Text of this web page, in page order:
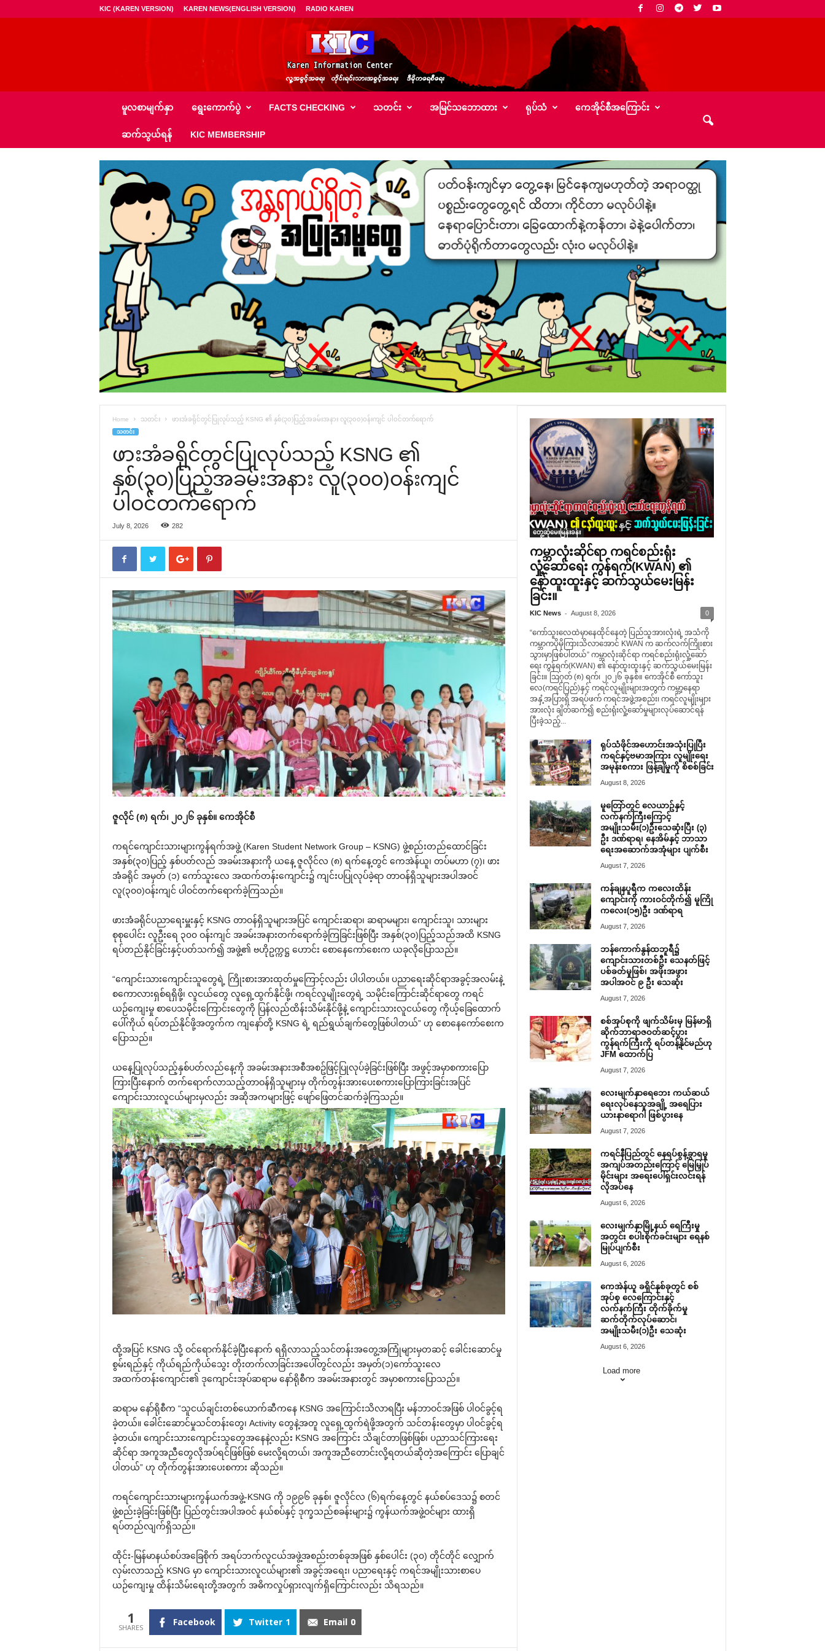
KIC (KAREN VERSION) KAREN NEWS(ENGLISH VERSION) RADIO KAREN
–
မူလစာမျက်နှာ ရွေး‌ကောက်ပွဲ FACTS CHECKING သတင်း အမြင်သ‌ဘောထား ရုပ်သံ ‌ကေအိုင်စီအ‌ကြောင်း
ဆက်သွယ်ရန် KIC MEMBERSHIP
Home သတင်း ဖားအံခရိုင်တွင်ပြုလုပ်သည့် KSNG ၏ နှစ်(၃၀)ပြည့်အခမ်းအနား လူ(၃၀၀)ဝန်းကျင် ပါဝင်တက်ရောက်
သတင်း
ဖားအံခရိုင်တွင်ပြုလုပ်သည့် KSNG ၏
နှစ်(၃၀)ပြည့်အခမ်းအနား လူ(၃၀၀)ဝန်းကျင်
ပါဝင်တက်ရောက်
July 8, 2026 282
ဇူလိုင် (၈) ရက်၊ ၂၀၂၆ ခုနှစ်။ ကေအိုင်စီ
ကရင်ကျောင်းသားများကွန်ရက်အဖွဲ့ (Karen Student Network Group – KSNG) ဖွဲ့စည်းတည်ထောင်ခြင်း
အနှစ်(၃၀)ပြည့် နှစ်ပတ်လည် အခမ်းအနားကို ယနေ့ ဇူလိုင်လ (၈) ရက်နေ့တွင် ကေအဲန်ယူ၊ တပ်မဟာ (၇)၊ ဖား
အံခရိုင် အမှတ် (၁) ကော်သူးလေ အထက်တန်းကျောင်း၌ ကျင်းပပြုလုပ်ခဲ့ရာ တာဝန်ရှိသူများအပါအဝင်
လူ(၃၀၀)ဝန်းကျင် ပါဝင်တက်ရောက်ခဲ့ကြသည်။
ဖားအံခရိုင်ပညာရေးမှူးနှင့် KSNG တာဝန်ရှိသူများအပြင် ကျောင်းဆရာ၊ ဆရာမများ၊ ကျောင်းသူ၊ သားများ
စုစုပေါင်း လူဦးရေ ၃၀၀ ဝန်းကျင် အခမ်းအနားတက်ရောက်ခဲ့ကြခြင်းဖြစ်ပြီး အနှစ်(၃၀)ပြည့်သည်အထိ KSNG
ရပ်တည်နိုင်ခြင်းနှင့်ပတ်သက်၍ အဖွဲ့၏ ဗဟိုဥက္ကဋ္ဌ ဟောင်း စောနေကော်စေးက ယခုလိုပြောသည်။
“ကျောင်းသားကျောင်းသူတွေရဲ့ ကြိုးစားအားထုတ်မှုကြောင့်လည်း ပါပါတယ်။ ပညာရေးဆိုင်ရာအခွင့်အလမ်းနဲ့
စကောလားရှစ်ရရှိဖို့၊ လူငယ်တွေ လူရှေ့ထွက်နိုင်ဖို့၊ ကရင်လူမျိုးတွေရဲ့ သမိုင်းကြောင်းဆိုင်ရာတွေ ကရင်
ယဉ်ကျေးမှု စာပေသမိုင်းကြောင်းတွေကို ပြန်လည်ထိန်းသိမ်းနိုင်ဖို့နဲ့ ကျောင်းသားလူငယ်တွေ ကိုယ့်ခြေထောက်
ပေါ်ကိုယ် ရပ်တည်နိုင်ဖို့အတွက်က ကျနော်တို့ KSNG ရဲ့ ရည်ရွယ်ချက်တွေဖြစ်ပါတယ်” ဟု စောနေကော်စေးက
ပြောသည်။
ယနေ့ပြုလုပ်သည့်နှစ်ပတ်လည်နေ့ကို အခမ်းအနားအစီအစဥ်ဖြင့်ပြုလုပ်ခဲ့ခြင်းဖြစ်ပြီး အဖွင့်အမှာစကားပြော
ကြားပြီးနောက် တက်ရောက်လာသည့်တာဝန်ရှိသူများမှ တိုက်တွန်းအားပေးစကားပြောကြားခြင်းအပြင်
ကျောင်းသားလူငယ်များမှလည်း အဆိုအကများဖြင့် ဖျော်ဖြေတင်ဆက်ခဲ့ကြသည်။
ထို့အပြင် KSNG သို့ ဝင်ရောက်နိုင်ခဲ့ပြီးနောက် ရရှိလာသည့်သင်တန်းအတွေ့အကြုံများမှတဆင့် ခေါင်းဆောင်မှု
စွမ်းရည်နှင့် ကိုယ်ရည်ကိုယ်သွေး တိုးတက်လာခြင်းအပေါ်တွင်လည်း အမှတ်(၁)ကော်သူးလေ
အထက်တန်းကျောင်း၏ ဒုကျောင်းအုပ်ဆရာမ နော်ရိုစီက အခမ်းအနားတွင် အမှာစကားပြောသည်။
ဆရာမ နော်ရိုစီက “သူငယ်ချင်းတစ်ယောက်ဆီကနေ KSNG အကြောင်းသိလာရပြီး မန်ဘာဝင်အဖြစ် ပါဝင်ခွင့်ရ
ခဲ့တယ်။ ခေါင်းဆောင်မှုသင်တန်းတွေ၊ Activity တွေနဲ့အတူ လူရှေ့ထွက်ရဲဖို့အတွက် သင်တန်းတွေမှာ ပါဝင်ခွင့်ရ
ခဲ့တယ်။ ကျောင်းသားကျောင်းသူတွေအနေနဲ့လည်း KSNG အကြောင်း သိချင်တာဖြစ်ဖြစ်၊ ပညာသင်ကြားရေး
ဆိုင်ရာ အကူအညီတွေလိုအပ်ရင်ဖြစ်ဖြစ် မေးလို့ရတယ်၊ အကူအညီတောင်းလို့ရတယ်ဆိုတဲ့အကြောင်း ပြောချင်
ပါတယ်” ဟု တိုက်တွန်းအားပေးစကား ဆိုသည်။
ကရင်‌ကျောင်းသားများကွန်ယက်အဖွဲ့-KSNG ကို ၁၉၉၆ ခုနှစ်၊ ဇူလိုင်လ (၆)ရက်‌နေ့တွင် နယ်စပ်‌ဒေသ၌ စတင်
ဖွဲ့စည်းခဲ့ခြင်းဖြစ်ပြီး ပြည်တွင်းအပါအဝင် နယ်စပ်နှင့် ဒုက္ခသည်စခန်းများ၌ ကွန်ယက်အဖွဲ့ဝင်များ ထားရှိ
ရပ်တည်လျက်ရှိသည်။
ထိုင်း-မြန်မာနယ်စပ်အခြေစိုက် အရပ်ဘက်လူငယ်အဖွဲ့အစည်းတစ်ခုအဖြစ် နှစ်ပေါင်း (၃၀) တိုင်တိုင် လျှောက်
လှမ်းလာသည့် KSNG မှာ ကျောင်းသားလူငယ်များ၏ အခွင့်အရေး၊ ပညာရေးနှင့် ကရင်အမျိုးသားစာပေ
ယဉ်ကျေးမှု ထိန်းသိမ်းရေးတို့အတွက် အဓိကလှုပ်ရှားလျက်ရှိကြောင်းလည်း သိရသည်။
1 Facebook Twitter 1 Email 0
တွေ့ဆုံမေးမြန်းခန်း
ကမ္ဘာလုံးဆိုင်ရာ ကရင်စည်းရုံး
လှုံ့ဆော်ရေး ကွန်ရက်(KWAN) ၏
နော်ထူးထူးနှင့် ဆက်သွယ်မေးမြန်း
ခြင်း။
KIC News - August 8, 2026 0
“ကော်သူးလေထဲမှာနေထိုင်နေတဲ့ ပြည်သူအားလုံးရဲ့ အသံကို
ကမ္ဘာကပိုမိုကြားသိလာအောင် KWAN က ဆက်လက်ကြိုးစား
သွားမှာဖြစ်ပါတယ်” ကမ္ဘာလုံးဆိုင်ရာ ကရင်စည်းရုံးလှုံ့ဆော်
ရေး ကွန်ရက်(KWAN) ၏ နော်ထူးထူးနှင့် ဆက်သွယ်မေးမြန်း
ခြင်း။ ဩဂုတ် (၈) ရက်၊ ၂၀၂၆ ခုနှစ်။ ကေအိုင်စီ ကော်သူး
လေ(ကရင်ပြည်)နှင့် ကရင်လူမျိုးများအတွက် ကမ္ဘာ့နေရာ
အနှံ့အပြားရှိ အရပ်ဖက် ကရင်အဖွဲ့အစည်း၊ ကရင်လူမျိုးများ
အားလုံး ချိတ်ဆက်၍ စည်းရုံးလှုံ့ဆော်မှုများလုပ်ဆောင်ရန်
ပြီးခဲ့သည့်...
ရုပ်သံဖိုင်အဟောင်းအသုံးပြုပြီး
ကရင်နှင့်ဗမာအကြား လူမျိုးရေး
အမုန်းစကား ဖြန့်ချိမှုကို စိစစ်ခြင်း
August 8, 2026
မူတြော်တွင် လေယာဥ်နှင့်
လက်နက်ကြီးကြောင့်
အမျိုးသမီး(၁)ဦးသေဆုံးပြီး (၃)
ဦး ဒဏ်ရာရ၊ နေအိမ်နှင့် ဘာသာ
ရေးအဆောက်အအုံများ ပျက်စီး
August 7, 2026
ကန်ချနပူရီက ကလေးထိန်း
ကျောင်းကို ကားဝင်တိုက်၍ မူကြို
ကလေး(၁၅)ဦး ဒဏ်ရာရ
August 7, 2026
ဘန်ကောက်နွန်ထဘူရီ၌
ကျောင်းသားတစ်ဦး သေနတ်ဖြင့်
ပစ်ခတ်မှုဖြစ်၊ အဖိုးအဖွား
အပါအဝင် ၉ ဦး သေဆုံး
August 7, 2026
စစ်အုပ်စုကို ဖျက်သိမ်းမှ မြန်မာရှိ
ဆိုက်ဘာရာဇဝတ်ဆင့်ပွား
ကွန်ရက်ကြီးကို ရပ်တန့်နိုင်မည်ဟု
JFM ထောက်ပြ
August 7, 2026
လေးမျက်နှာရေဘေး ကယ်ဆယ်
ရေးလုပ်နေသူအချို့ အရေပြား
ယားနာရောဂါ ဖြစ်ပွားနေ
August 7, 2026
ကရင်နီပြည်တွင် နေရပ်စွန့်ခွာရမှု
အကျပ်အတည်းကြောင့် မြေမြှုပ်
မိုင်းများ အရေးပေါ်ရှင်းလင်းရန်
လိုအပ်နေ
August 6, 2026
လေးမျက်နှာမြို့နယ် ရေကြီးမှု
အတွင်း စပါးစိုက်ခင်းများ ရေနစ်
မြုပ်ပျက်စီး
August 6, 2026
ကေအဲန်ယူ ခရိုင်နှစ်ခုတွင် စစ်
အုပ်စု လေကြောင်းနှင့်
လက်နက်ကြီး တိုက်ခိုက်မှု
ဆက်တိုက်လုပ်ဆောင်၊
အမျိုးသမီး(၁)ဦး သေဆုံး
August 6, 2026
Load more